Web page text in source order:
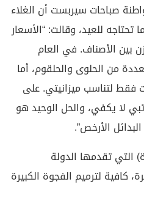
صباحات سيربست أن الغلاء
للعيد، وقالت: “الأسعار
بين الأصناف. في العام
من الحلوى والحلقوم، أما
فقط لتناسب ميزانيتي. على
لا يكفي، والحل الوحيد هو
الأرخص”.
التي تقدمها الدولة
4 آلاف ليرة، كافية لترميم الفجوة الكبيرة